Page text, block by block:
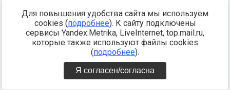
Для повышения удобства сайта мы используем
cookies (подробнее). К сайту подключены
сервисы Yandex.Metrika, LiveInternet, top.mail.ru,
которые также используют файлы cookies
(подробнее).
Я согласен/согласна